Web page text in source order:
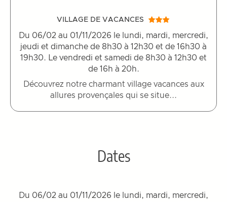
VILLAGE DE VACANCES
Du 06/02 au 01/11/2026 le lundi, mardi, mercredi,
jeudi et dimanche de 8h30 à 12h30 et de 16h30 à
19h30. Le vendredi et samedi de 8h30 à 12h30 et
de 16h à 20h.
Découvrez notre charmant village vacances aux
allures provençales qui se situe...
Dates
Du 06/02 au 01/11/2026 le lundi, mardi, mercredi,